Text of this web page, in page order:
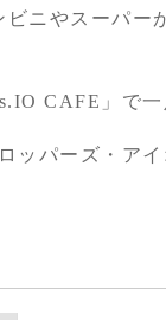
ニやスーパー
CAFE」で
ッパーズ・アイ